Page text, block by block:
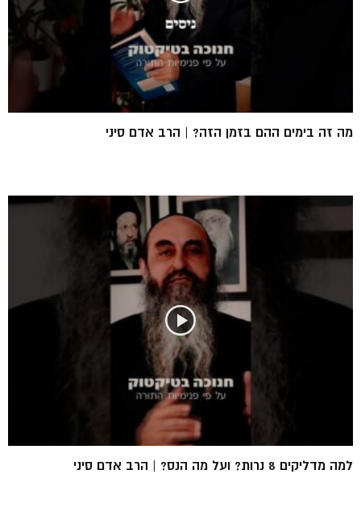
מה זה בימים ההם בזמן הזה? | הרב אדם סיני
למה מדליקים 8 נרות? ועל מה הנס? | הרב אדם סיני